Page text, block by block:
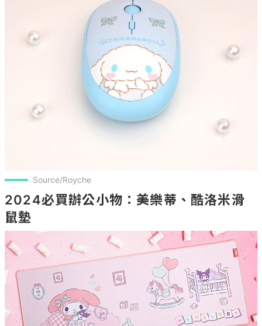
Source/Royche
2024必買辦公小物：美樂蒂、酷洛米滑
鼠墊